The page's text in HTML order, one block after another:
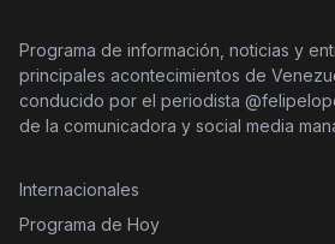
Programa de información, noticias y
principales acontecimientos de
conducido por el periodista
de la comunicadora y social media
Internacionales
Programa de Hoy